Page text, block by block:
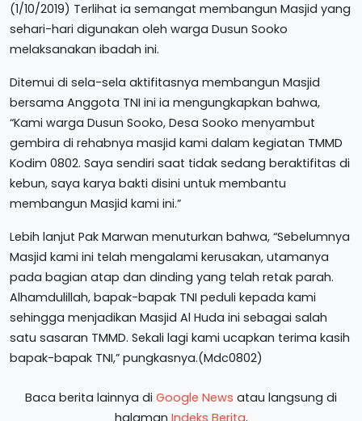
(1/10/2019) Terlihat ia semangat membangun Masjid yang
sehari-hari digunakan oleh warga Dusun Sooko
melaksanakan ibadah ini.
Ditemui di sela-sela aktifitasnya membangun Masjid
bersama Anggota TNI ini ia mengungkapkan bahwa,
“Kami warga Dusun Sooko, Desa Sooko menyambut
gembira di rehabnya masjid kami dalam kegiatan TMMD
Kodim 0802. Saya sendiri saat tidak sedang beraktifitas di
kebun, saya karya bakti disini untuk membantu
membangun Masjid kami ini.”
Lebih lanjut Pak Marwan menuturkan bahwa, “Sebelumnya
Masjid kami ini telah mengalami kerusakan, utamanya
pada bagian atap dan dinding yang telah retak parah.
Alhamdulillah, bapak-bapak TNI peduli kepada kami
sehingga menjadikan Masjid Al Huda ini sebagai salah
satu sasaran TMMD. Sekali lagi kami ucapkan terima kasih
bapak-bapak TNI,” pungkasnya.(Mdc0802)
Baca berita lainnya di Google News atau langsung di
halaman Indeks Berita.